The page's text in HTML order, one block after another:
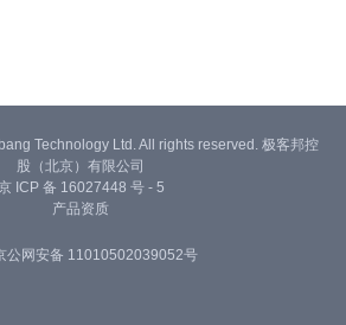
Technology Ltd. All rights reserved. 极客邦控
股（北京）有限公司
ICP 备 16027448 号 - 5
产品资质
公网安备 11010502039052号